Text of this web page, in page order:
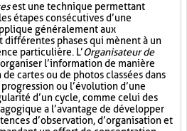
est une technique permettant
étapes consécutives d’une
généralement aux
différentes phases qui mènent à un
particulière. L’Organisateur de
l’information de manière
cartes ou de photos classées dans
ou l’évolution d’une
d’un cycle, comme celui des
a l’avantage de développer
d’observation, d’organisation et